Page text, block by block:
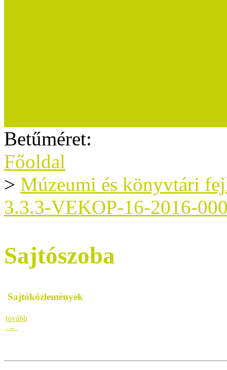
Betűméret:
Főoldal
> Múzeumi és könyvtári
3.3.3-VEKOP-16-2016-
Sajtószoba
Sajtóközlemények
tovább
→